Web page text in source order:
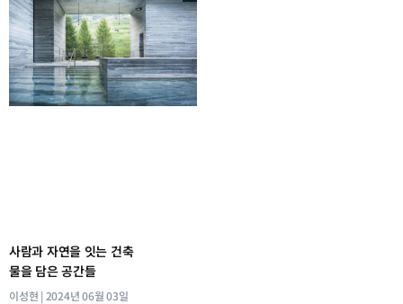
사람과 자연을 잇는 건축
물을 담은 공간들
이성현 2024년 06월 03일